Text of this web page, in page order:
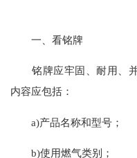
一、看铭牌
铭牌应牢固、耐用、并
内容应包括：
a)产品名称和型号；
b)使用燃气类别；